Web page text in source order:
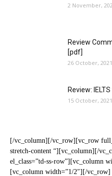
2 November,
Review
[pdf]
26 October, 2021
Review:
15 October, 2021
[/vc_column][/vc_row][vc_row
stretch-content “][vc_column][/
el_class=”td-ss-row”][vc_column
[vc_column width=”1/2″][/vc_row]